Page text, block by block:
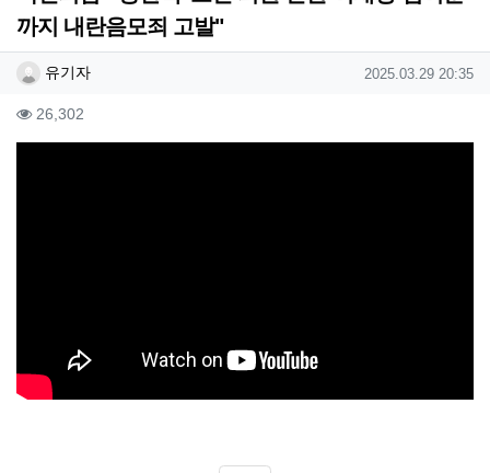
까지 내란음모죄 고발"
작성자 정보
유기자작성 작성일
2025.03.29 20:35
컨텐츠 정보
26,302